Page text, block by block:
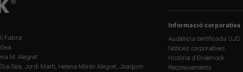
Fabra
M. Alegret
Gea, Jordi Martí, Helena Morén Alegret, Joaquim
Informació corporativa
Audiència certificada OJD
Notícies corporatives
Història d'Enderrock
Reconeixements